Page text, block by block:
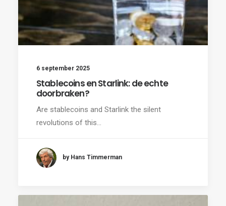
6 september 2025
Stablecoins en Starlink: de echte
doorbraken?
Are stablecoins and Starlink the silent
revolutions of this…
by Hans Timmerman